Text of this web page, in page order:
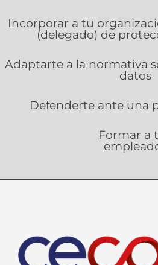
Incorporar a tu
(delegado) de
Adaptarte a la normativa
datos
Defenderte ante una
Formar a